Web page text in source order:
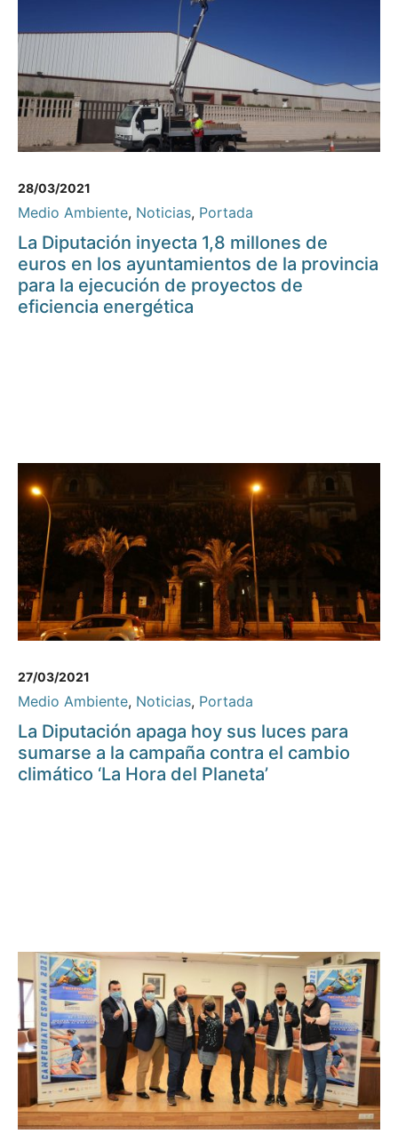
28/03/2021
Medio Ambiente, Noticias, Portada
La Diputación inyecta 1,8 millones de
euros en los ayuntamientos de la provincia
para la ejecución de proyectos de
eficiencia energética
27/03/2021
Medio Ambiente, Noticias, Portada
La Diputación apaga hoy sus luces para
sumarse a la campaña contra el cambio
climático ‘La Hora del Planeta’